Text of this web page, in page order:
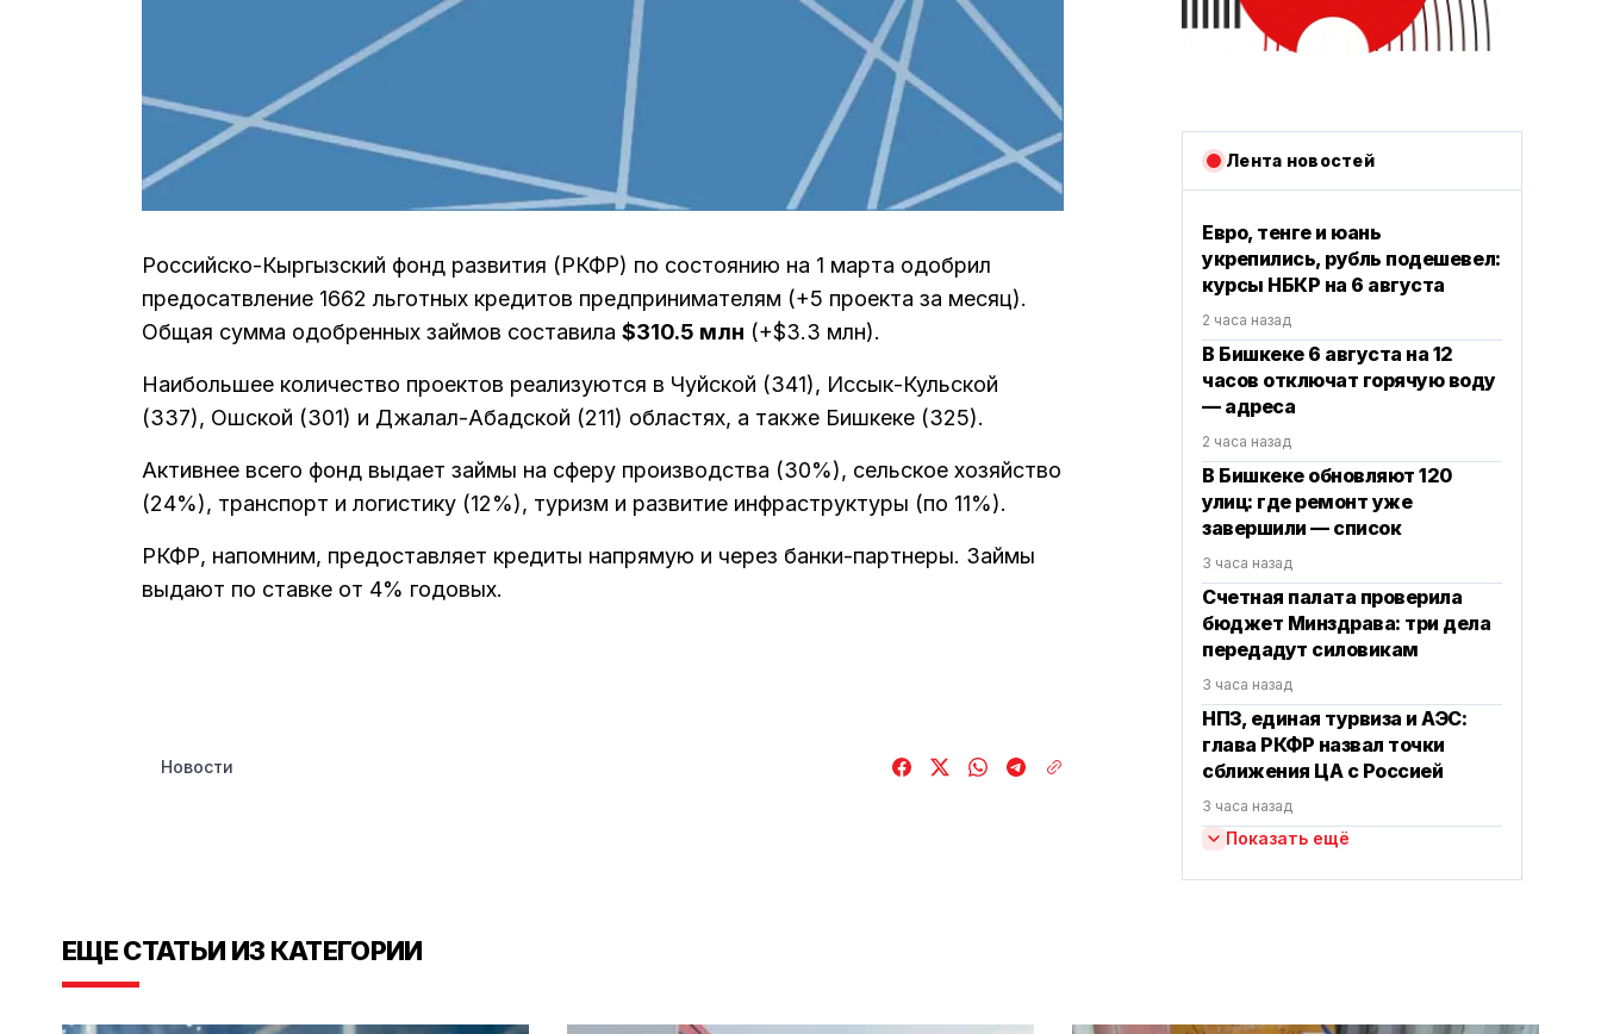
Российско-Кыргызский фонд развития (РКФР) по состоянию на 1 марта одобрил
предосатвление 1662 льготных кредитов предпринимателям (+5 проекта за месяц).
Общая сумма одобренных займов составила $310.5 млн (+$3.3 млн).
Наибольшее количество проектов реализуются в Чуйской (341), Иссык-Кульской
(337), Ошской (301) и Джалал-Абадской (211) областях, а также Бишкеке (325).
Активнее всего фонд выдает займы на сферу производства (30%), сельское хозяйство
(24%), транспорт и логистику (12%), туризм и развитие инфраструктуры (по 11%).
РКФР, напомним, предоставляет кредиты напрямую и через банки-партнеры. Займы
выдают по ставке от 4% годовых.
Новости
Лента новостей
Евро, тенге и юань
укрепились, рубль подешевел:
курсы НБКР на 6 августа
2 часа назад
В Бишкеке 6 августа на 12
часов отключат горячую воду
— адреса
2 часа назад
В Бишкеке обновляют 120
улиц: где ремонт уже
завершили — список
3 часа назад
Счетная палата проверила
бюджет Минздрава: три дела
передадут силовикам
3 часа назад
НПЗ, единая турвиза и АЭС:
глава РКФР назвал точки
сближения ЦА с Россией
3 часа назад
Показать ещё
ЕЩЕ СТАТЬИ ИЗ КАТЕГОРИИ